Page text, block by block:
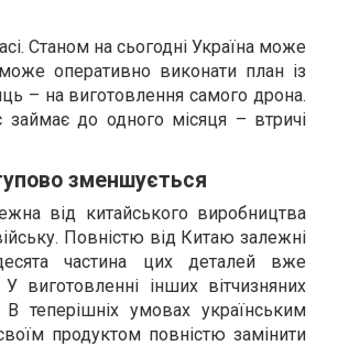
Станом на сьогодні Україна може
оперативно виконати план із
– на виготовлення самого дрона.
до одного місяця – втричі
зменшується
від китайського виробництва
Повністю від Китаю залежні
частина цих деталей вже
виготовленні інших вітчизняних
В теперішніх умовах українським
продуктом повністю замінити